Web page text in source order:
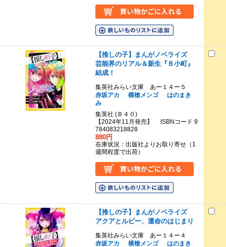
【推しの子】まんがノベライズ
芸能界のリアル＆新生『Ｂ小町』
結成！
集英社みらい文庫 あー１４ー５
赤坂アカ
横槍メンゴ
はのまき
み
集英社 (Ｂ４０)
【2024年11月発売】 ISBNコード 9
784083218828
880円
在庫状況：出版社よりお取り寄せ（1
週間程度で出荷）
【推しの子】まんがノベライズ
アクアとルビー、運命のはじまり
集英社みらい文庫 あー１４ー４
赤坂アカ
横槍メンゴ はのまき